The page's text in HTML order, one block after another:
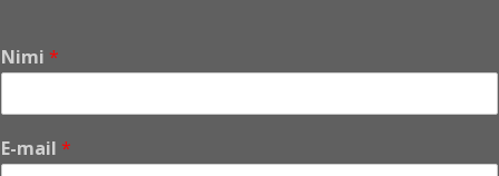
Nimi *
T
e
E-mail *